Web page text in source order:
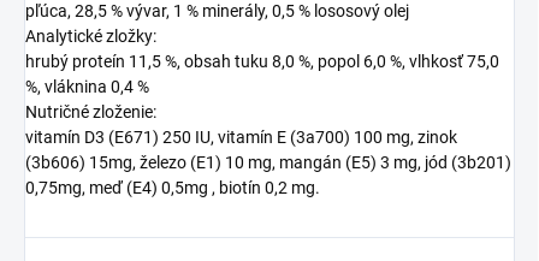
pľúca, 28,5 % vývar, 1 % minerály, 0,5 % lososový olej
Analytické zložky:
hrubý proteín 11,5 %, obsah tuku 8,0 %, popol 6,0 %, vlhkosť 75,0
%, vláknina 0,4 %
Nutričné zloženie:
vitamín D3 (E671) 250 IU, vitamín E (3a700) 100 mg, zinok
(3b606) 15mg, železo (E1) 10 mg, mangán (E5) 3 mg, jód (3b201)
0,75mg, meď (E4) 0,5mg , biotín 0,2 mg.